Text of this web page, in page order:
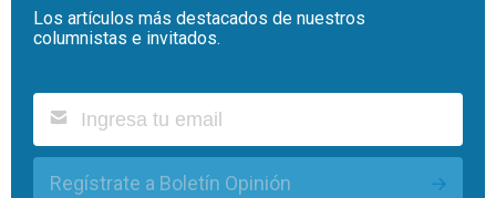
Los artículos más destacados de nuestros
columnistas e invitados.
Regístrate a Boletín Opinión